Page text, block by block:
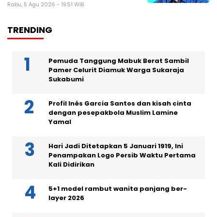
Rabu, 5 Agu 2026 - 19:51 WIB
TRENDING
Pemuda Tanggung Mabuk Berat Sambil
Pamer Celurit Diamuk Warga Sukaraja
Sukabumi
Profil Inés Garcia Santos dan kisah cinta
dengan pesepakbola Muslim Lamine
Yamal
Hari Jadi Ditetapkan 5 Januari 1919, Ini
Penampakan Logo Persib Waktu Pertama
Kali Didirikan
5+1 model rambut wanita panjang ber-
layer 2026